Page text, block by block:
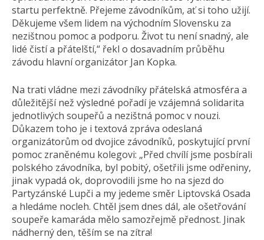
startu perfektně. Přejeme závodníkům, ať si toho užijí.
Děkujeme všem lidem na východním Slovensku za
nezištnou pomoc a podporu. Život tu není snadný, ale
lidé čistí a přátelští,“ řekl o dosavadním průběhu
závodu hlavní organizátor Jan Kopka.
Na trati vládne mezi závodníky přátelská atmosféra a
důležitější než výsledné pořadí je vzájemná solidarita
jednotlivých soupeřů a nezištná pomoc v nouzi.
Důkazem toho je i textová zpráva odeslaná
organizátorům od dvojice závodníků, poskytující první
pomoc zraněnému kolegovi: „Před chvílí jsme posbírali
polského závodníka, byl pobitý, ošetřili jsme odřeniny,
jinak vypadá ok, doprovodili jsme ho na sjezd do
Partyzánské Lupči a my jedeme směr Liptovská Osada
a hledáme nocleh. Chtěl jsem dnes dál, ale ošetřování
soupeře kamaráda mělo samozřejmě přednost. Jinak
nádherný den, těším se na zítra!